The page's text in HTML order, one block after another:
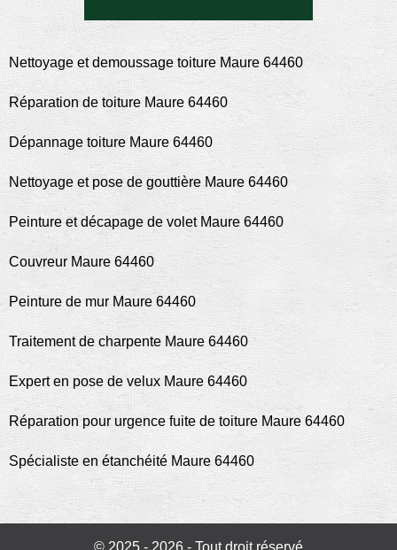
Nettoyage et demoussage toiture Maure 64460
Réparation de toiture Maure 64460
Dépannage toiture Maure 64460
Nettoyage et pose de gouttière Maure 64460
Peinture et décapage de volet Maure 64460
Couvreur Maure 64460
Peinture de mur Maure 64460
Traitement de charpente Maure 64460
Expert en pose de velux Maure 64460
Réparation pour urgence fuite de toiture Maure 64460
Spécialiste en étanchéité Maure 64460
© 2025 - 2026 - Tout droit réservé